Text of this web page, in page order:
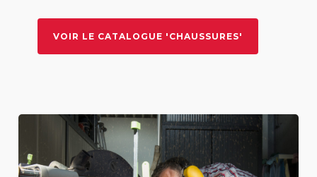
VOIR LE CATALOGUE 'CHAUSSURES'